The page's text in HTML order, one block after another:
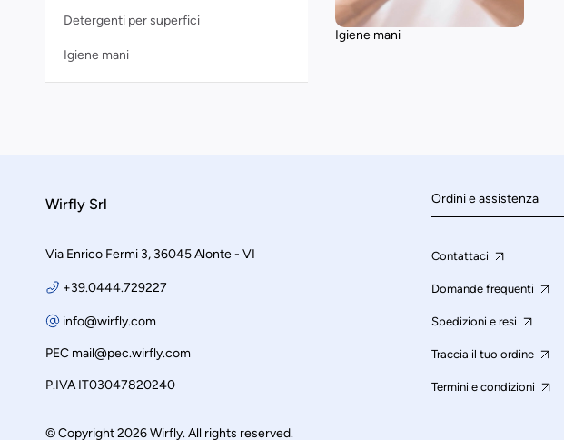
Detergenti per superfici
Igiene mani
Igiene mani
Wirfly Srl
Via Enrico Fermi 3, 36045 Alonte - VI
+39.0444.729227
info@wirfly.com
PEC mail@pec.wirfly.com
P.IVA IT03047820240
Ordini e assistenza
Contattaci
Domande frequenti
Spedizioni e resi
Traccia il tuo ordine
Termini e condizioni
© Copyright 2026 Wirfly. All rights reserved.